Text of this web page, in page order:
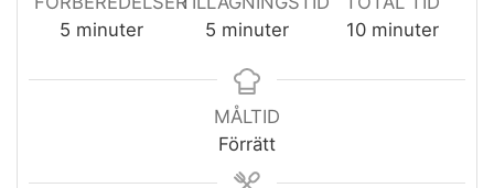
5 minuter
minuter
5 minuter
minuter
10minuter
minuter
MÅLTID
Förrätt